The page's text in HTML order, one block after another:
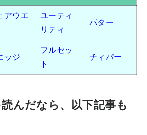
アウエ
ユーティ
リティ
パター
ッジ
フルセッ
ト
チィパー
んだなら、以下記事も